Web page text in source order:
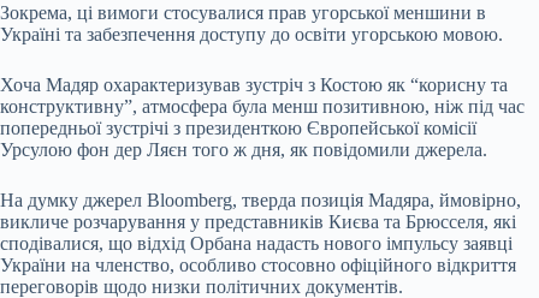
Зокрема, ці вимоги стосувалися прав угорської меншини в
Україні та забезпечення доступу до освіти угорською мовою.
Хоча Мадяр охарактеризував зустріч з Костою як “корисну та
конструктивну”, атмосфера була менш позитивною, ніж під час
попередньої зустрічі з президенткою Європейської комісії
Урсулою фон дер Ляєн того ж дня, як повідомили джерела.
На думку джерел Bloomberg, тверда позиція Мадяра, ймовірно,
викличе розчарування у представників Києва та Брюсселя, які
сподівалися, що відхід Орбана надасть нового імпульсу заявці
України на членство, особливо стосовно офіційного відкриття
переговорів щодо низки політичних документів.